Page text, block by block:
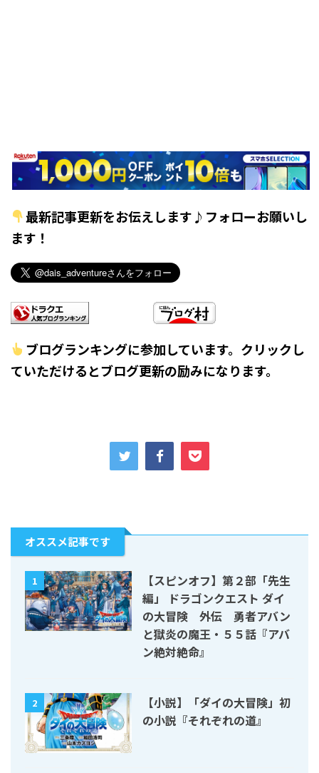
最新記事更新をお伝えします♪フォローお願いし
ます！
ブログランキングに参加しています。クリックし
ていただけるとブログ更新の励みになります。
オススメ記事です
1
【スピンオフ】第２部「先生
編」 ドラゴンクエスト ダイ
の大冒険 外伝 勇者アバン
と獄炎の魔王・５５話『アバ
ン絶対絶命』
2
【小説】「ダイの大冒険」初
の小説『それぞれの道』